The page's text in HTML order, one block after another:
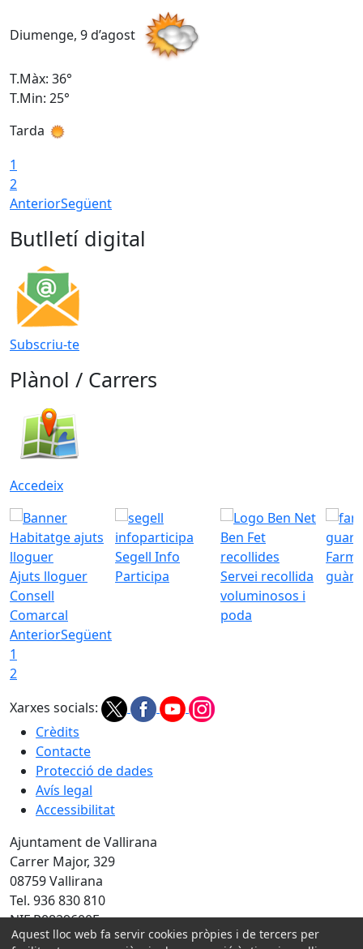
Diumenge, 9 d’agost
T.Màx: 36°
T.Min: 25°
Tarda
1
2
AnteriorSegüent
Butlletí digital
Subscriu-te
Plànol / Carrers
Accedeix
Ajuts lloguer
Consell
Comarcal
Segell Info
Participa
Servei recollida
voluminosos i
poda
AnteriorSegüent
1
2
Xarxes socials:
Crèdits
Contacte
Protecció de dades
Avís legal
Accessibilitat
Ajuntament de Vallirana
Carrer Major, 329
08759 Vallirana
Tel. 936 830 810
NIF P0829600F
Aquest lloc web fa servir cookies pròpies i de tercers per